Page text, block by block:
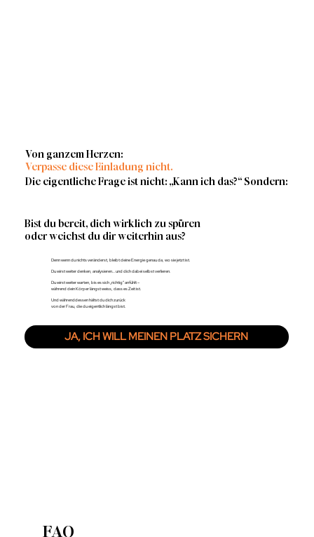
Von ganzem Herzen:
Verpasse diese Einladung nicht.
Die eigentliche Frage ist nicht: „Kann ich das?“ Sondern:
Bist du bereit, dich wirklich zu spüren
oder weichst du dir weiterhin aus?
Denn wenn du nichts veränderst, bleibt deine Energie genau da, wo sie jetzt ist.
Du wirst weiter denken, analysieren… und dich dabei selbst verlieren.
Du wirst weiter warten, bis es sich „richtig“ anfühlt –
während dein Körper längst weiss, dass es Zeit ist.
Und währenddessen hältst du dich zurück
von der Frau, die du eigentlich längst bist.
JA, ICH WILL MEINEN PLATZ SICHERN
FAQ